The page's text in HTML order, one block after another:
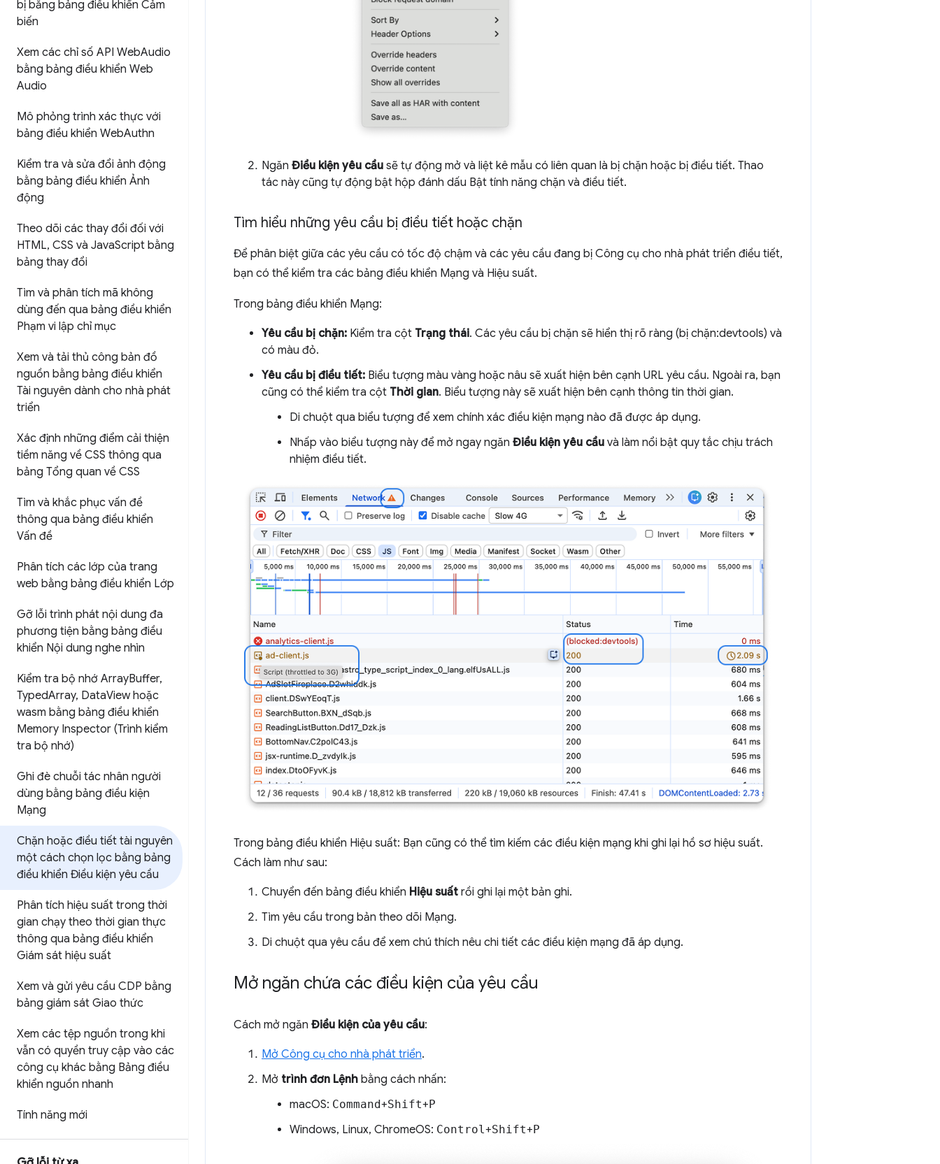
bị bằng bảng điều khiển Cảm
biến
Xem các chỉ số API WebAudio
bằng bảng điều khiển Web
Audio
Mô phỏng trình xác thực với
bảng điều khiển WebAuthn
Kiểm tra và sửa đổi ảnh động
bằng bảng điều khiển Ảnh
động
Theo dõi các thay đổi đối với
HTML, CSS và JavaScript bằng
bảng thay đổi
Tìm và phân tích mã không
dùng đến qua bảng điều khiển
Phạm vi lập chỉ mục
Xem và tải thủ công bản đồ
nguồn bằng bảng điều khiển
Tài nguyên dành cho nhà phát
triển
Xác định những điểm cải thiện
tiềm năng về CSS thông qua
bảng Tổng quan về CSS
Tìm và khắc phục vấn đề
thông qua bảng điều khiển
Vấn đề
Phân tích các lớp của trang
web bằng bảng điều khiển Lớp
Gỡ lỗi trình phát nội dung đa
phương tiện bằng bảng điều
khiển Nội dung nghe nhìn
Kiểm tra bộ nhớ ArrayBuffer,
TypedArray, DataView hoặc
wasm bằng bảng điều khiển
Memory Inspector (Trình kiểm
tra bộ nhớ)
Ghi đè chuỗi tác nhân người
dùng bằng bảng điều kiện
Mạng
Chặn hoặc điều tiết tài nguyên
một cách chọn lọc bằng bảng
điều khiển Điều kiện yêu cầu
Phân tích hiệu suất trong thời
gian chạy theo thời gian thực
thông qua bảng điều khiển
Giám sát hiệu suất
Xem và gửi yêu cầu CDP bằng
bảng giám sát Giao thức
Xem các tệp nguồn trong khi
vẫn có quyền truy cập vào các
công cụ khác bằng Bảng điều
khiển nguồn nhanh
Tính năng mới
Ngăn Điều kiện yêu cầu sẽ tự động mở và liệt kê mẫu có liên quan là bị chặn hoặc bị điều tiết. Thao
tác này cũng tự động bật hộp đánh dấu Bật tính năng chặn và điều tiết.
Tìm hiểu những yêu cầu bị điều tiết hoặc chặn
Để phân biệt giữa các yêu cầu có tốc độ chậm và các yêu cầu đang bị Công cụ cho nhà phát triển điều tiết,
bạn có thể kiểm tra các bảng điều khiển Mạng và Hiệu suất.
Trong bảng điều khiển Mạng:
Yêu cầu bị chặn: Kiểm tra cột Trạng thái. Các yêu cầu bị chặn sẽ hiển thị rõ ràng (bị chặn:devtools) và
có màu đỏ.
Yêu cầu bị điều tiết: Biểu tượng màu vàng hoặc nâu sẽ xuất hiện bên cạnh URL yêu cầu. Ngoài ra, bạn
cũng có thể kiểm tra cột Thời gian. Biểu tượng này sẽ xuất hiện bên cạnh thông tin thời gian.
Di chuột qua biểu tượng để xem chính xác điều kiện mạng nào đã được áp dụng.
Nhấp vào biểu tượng này để mở ngay ngăn Điều kiện yêu cầu và làm nổi bật quy tắc chịu trách
nhiệm điều tiết.
Trong bảng điều khiển Hiệu suất: Bạn cũng có thể tìm kiếm các điều kiện mạng khi ghi lại hồ sơ hiệu suất.
Cách làm như sau:
Chuyển đến bảng điều khiển Hiệu suất rồi ghi lại một bản ghi.
Tìm yêu cầu trong bản theo dõi Mạng.
Di chuột qua yêu cầu để xem chú thích nêu chi tiết các điều kiện mạng đã áp dụng.
Mở ngăn chứa các điều kiện của yêu cầu
Cách mở ngăn Điều kiện của yêu cầu:
Mở Công cụ cho nhà phát triển.
Mở trình đơn Lệnh bằng cách nhấn:
macOS: Command+Shift+ P
Windows, Linux, ChromeOS: Control+Shift+ P